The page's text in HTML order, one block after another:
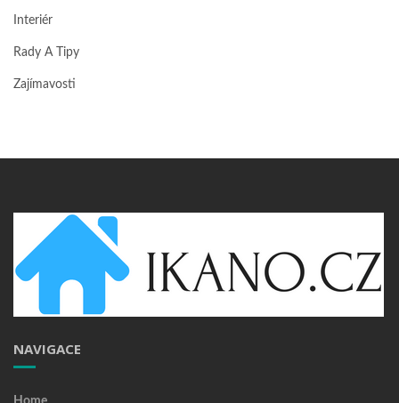
Interiér
Rady A Tipy
Zajímavosti
NAVIGACE